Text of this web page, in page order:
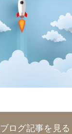
ブログ記事を見る